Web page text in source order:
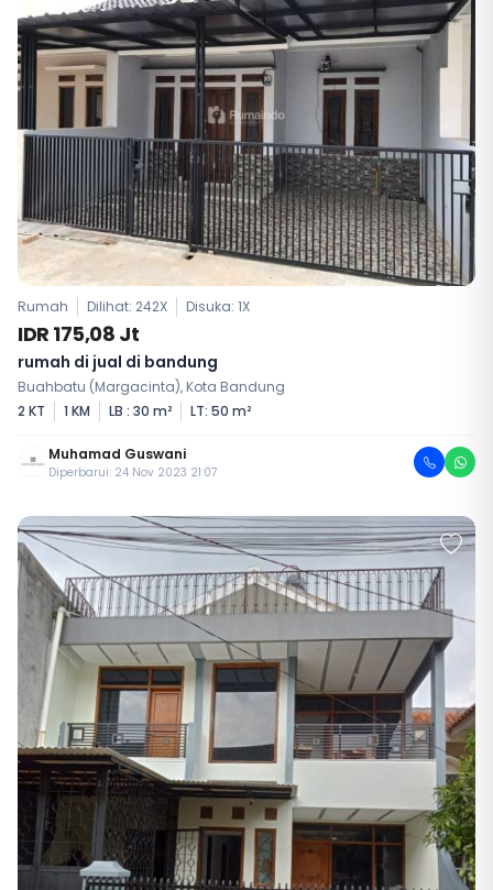
Rumah Dilihat: 242X Disuka: 1X
IDR 175,08 Jt
rumah di jual di bandung
Buahbatu (Margacinta), Kota Bandung
2 KT
1 KM LB : 30 m² LT: 50 m²
Muhamad Guswani
Diperbarui: 24 Nov 2023 21:07